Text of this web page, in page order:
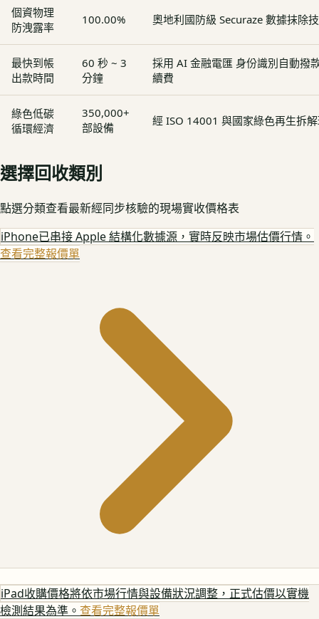
個資物理
防洩露率
100.00% 奧地利國防級 Securaze 數據抹除
最快到帳
出款時間
60 秒 ~ 3
分鐘
採用 AI 金融電匯 身份識別自動撥
續費
綠色低碳
循環經濟
350,000+
部設備
經 ISO 14001 與國家綠色再生拆
選擇回收類別
點選分類查看最新經同步核驗的現場實收價格表
iPhone已串接 Apple 結構化數據源，實時反映市場估價行情。
查看完整報價單
iPad收購價格將依市場行情與設備狀況調整，正式估價以實機
檢測結果為準。 查看完整報價單